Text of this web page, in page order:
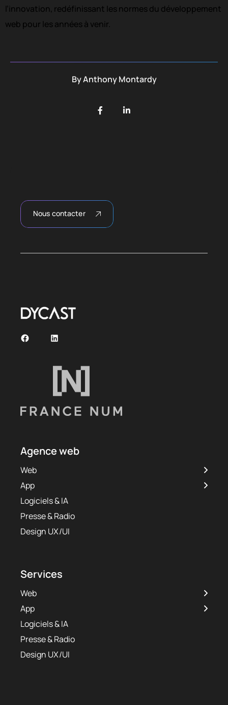
l’innovation, redéfinissant les normes du développement
web pour les années à venir.
ByAnthony Montardy
Nous contacter
Agence web
Web
App
Logiciels & IA
Presse & Radio
Design UX/UI
Services
Web
App
Logiciels & IA
Presse & Radio
Design UX/UI